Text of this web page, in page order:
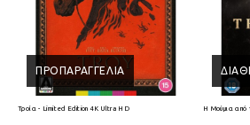
ΠΡΟΠΑΡΑΓΓΕΛΊΑ
Τροία - Limited Edition 4K Ultra HD Η Μούμια από